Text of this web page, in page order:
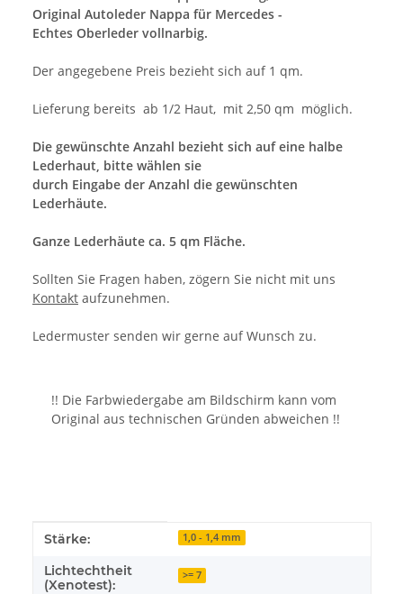
Original Autoleder Nappa für Mercedes -
Echtes Oberleder vollnarbig.
Der angegebene Preis bezieht sich auf 1 qm.
Lieferung bereits ab 1/2 Haut, mit 2,50 qm möglich.
Die gewünschte Anzahl bezieht sich auf eine halbe
Lederhaut, bitte wählen sie
durch Eingabe der Anzahl die gewünschten
Lederhäute.
Ganze Lederhäute ca. 5 qm Fläche.
Sollten Sie Fragen haben, zögern Sie nicht mit uns
Kontakt aufzunehmen.
Ledermuster senden wir gerne auf Wunsch zu.
!! Die Farbwiedergabe am Bildschirm kann vom
Original aus technischen Gründen abweichen !!
Produkteigenschaft
Wert
Stärke: 1,0 - 1,4 mm
Lichtechtheit
(Xenotest):
>= 7